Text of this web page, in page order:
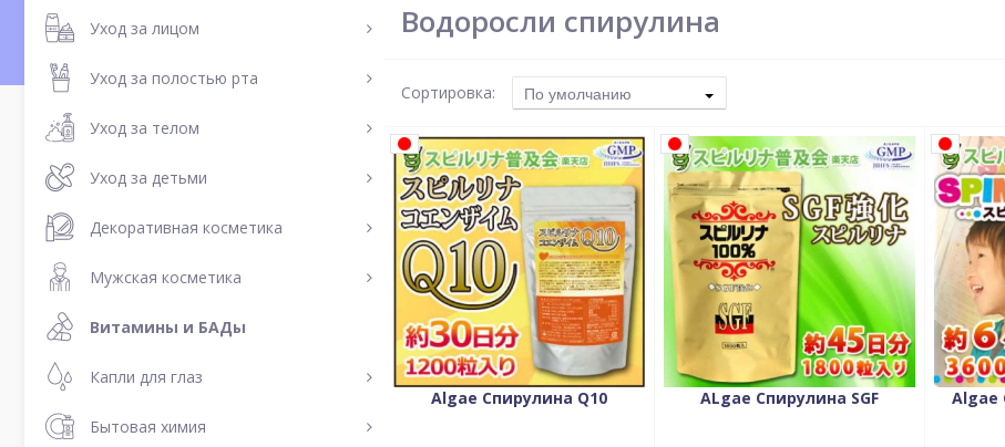
Уход за лицом
Уход за полостью рта
Уход за телом
Уход за детьми
Декоративная косметика
Мужская косметика
Витамины и БАДы
Капли для глаз
Бытовая химия
Водоросли спирулина
Сортировка: По умолчанию
Algae Спирулина Q10 ALgae Спирулина SGF Algae